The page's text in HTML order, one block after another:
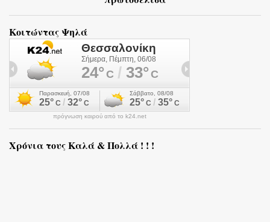
Κοιτώντας Ψηλά
πρόγνωση καιρού από το k24.net
Χρόνια τους Καλά & Πολλά ! ! !